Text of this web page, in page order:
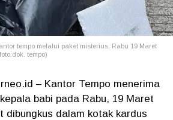
tempo melalui paket misterius, Rabu 19 Maret
tempo)
– Kantor Tempo menerima
babi pada Rabu, 19 Maret
dibungkus dalam kotak kardus